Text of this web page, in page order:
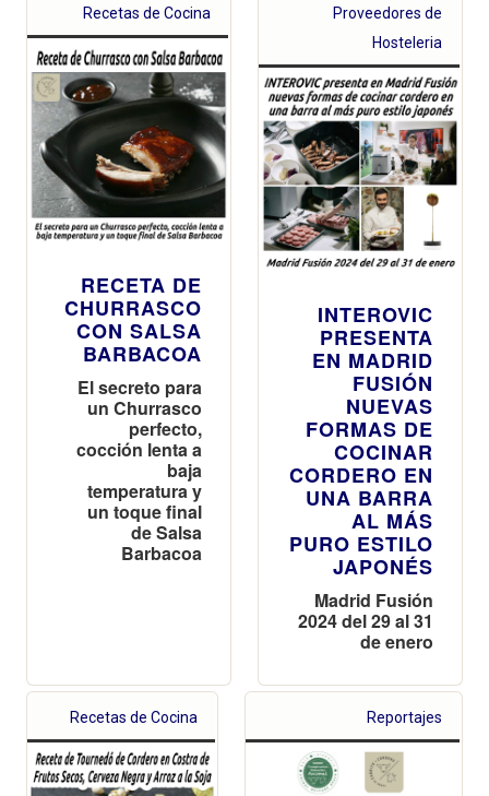
Recetas de Cocina
RECETA DE
CHURRASCO
CON SALSA
BARBACOA
El secreto para
un Churrasco
perfecto,
cocción lenta a
baja
temperatura y
un toque final
de Salsa
Barbacoa
Proveedores de
Hosteleria
INTEROVIC
PRESENTA
EN MADRID
FUSIÓN
NUEVAS
FORMAS DE
COCINAR
CORDERO EN
UNA BARRA
AL MÁS
PURO ESTILO
JAPONÉS
Madrid Fusión
2024 del 29 al 31
de enero
Recetas de Cocina Reportajes